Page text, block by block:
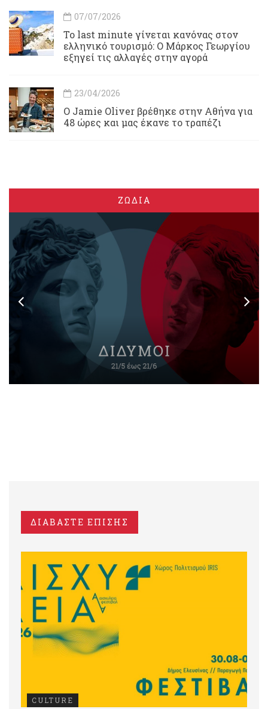
07/07/2026
Το last minute γίνεται κανόνας στον
ελληνικό τουρισμό: Ο Μάρκος Γεωργίου
εξηγεί τις αλλαγές στην αγορά
23/04/2026
Ο Jamie Oliver βρέθηκε στην Αθήνα για
48 ώρες και μας έκανε το τραπέζι
ΖΩΔΙΑ
ΔΙΑΒΑΣΤΕ ΕΠΙΣΗΣ
CULTURE